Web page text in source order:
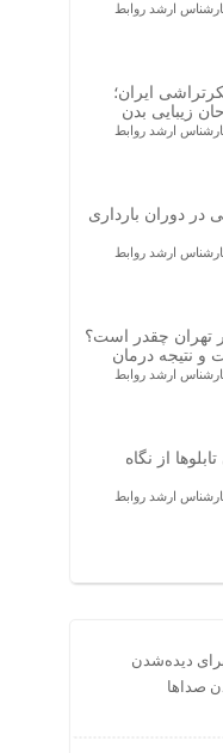
ارشد روابط
ایران؛
زیبایی بدن
ارشد روابط
در دوران بارداری
ارشد روابط
تهران چقدر است؟
و نتیجه درمان
ارشد روابط
از نگاه
ارشد روابط
دیده‌شدن
صداها